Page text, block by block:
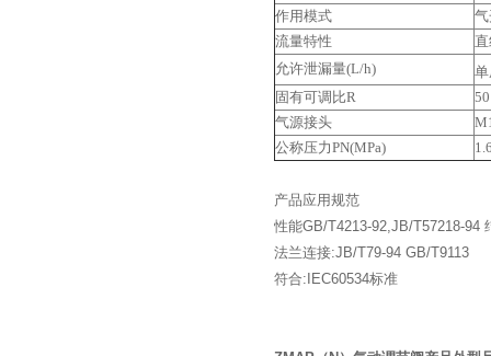
作用模式
流量特性
允许泄漏量(L/h)
固有可调比R
气源接头
公称压力PN(MPa)
产品应用规范
性能GB/T4213-92,JB/T57218-94
法兰连接:JB/T79-94 GB/T9113
符合:IEC60534标准